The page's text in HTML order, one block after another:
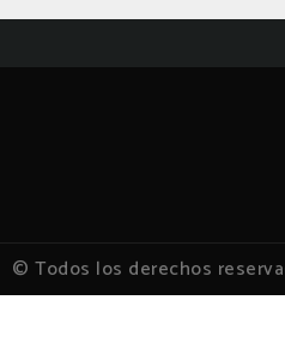
© Todos los derechos